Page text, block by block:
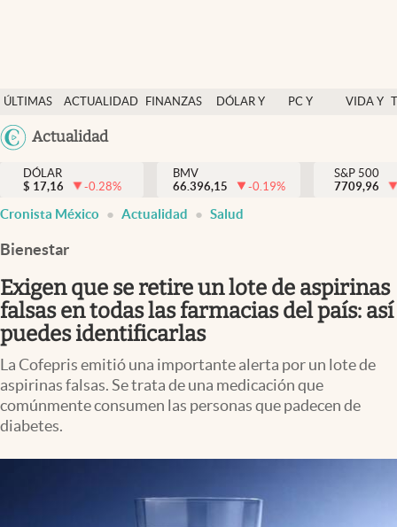
ÚLTIMAS
NOTICIAS
ACTUALIDAD
FINANZAS
DÓLAR Y
PC Y
VIDA Y
México
Actualidad
Actualidad
Finanzas y economía
Dólar y mercados
Pc y celular
Vida y estilo
Tv
Clima
DÓLAR
$ 17,16 -0.28%
BMV
66.396,15
-0.19%
S&P 500
7709,96
Cronista México Actualidad Salud
Bienestar
Exigen que se retire un lote de aspirinas
falsas en todas las farmacias del país: así
puedes identificarlas
La Cofepris emitió una importante alerta por un lote de
aspirinas falsas. Se trata de una medicación que
comúnmente consumen las personas que padecen de
diabetes.